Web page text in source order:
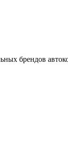
брендов